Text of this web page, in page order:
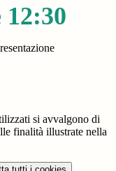
12:30
si avvalgono di
finalità illustrate nella